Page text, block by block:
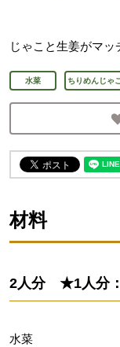
じゃこと生姜がマッ
水菜 ちりめんじゃこ
材料
2人分 ★1人分
水菜